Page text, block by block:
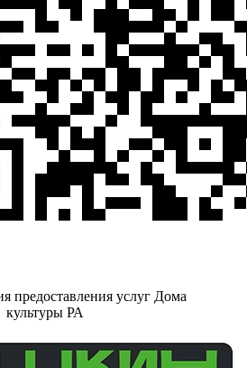
предоставления услуг Дома
культуры РА